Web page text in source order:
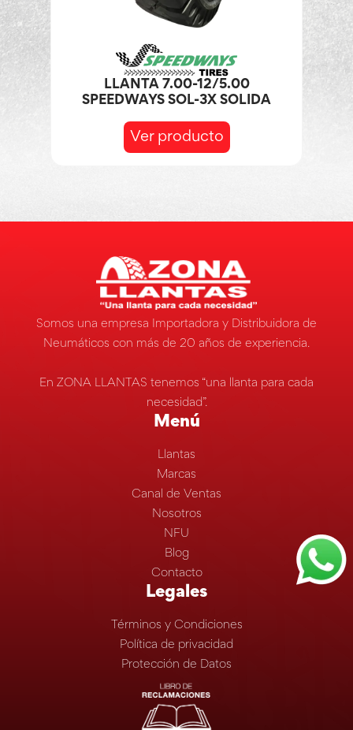
LLANTA 7.00-12/5.00
SPEEDWAYS SOL-3X SOLIDA
Ver producto
Somos una empresa Importadora y Distribuidora de
Neumáticos con más de 20 años de experiencia.
En ZONA LLANTAS tenemos “una llanta para cada
necesidad”.
Menú
Llantas
Marcas
Canal de Ventas
Nosotros
NFU
Blog
Contacto
Legales
Términos y Condiciones
Política de privacidad
Protección de Datos